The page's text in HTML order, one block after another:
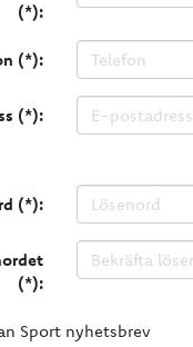
(*):
(*):
(*):
(*):
(*):
Sport nyhetsbrev